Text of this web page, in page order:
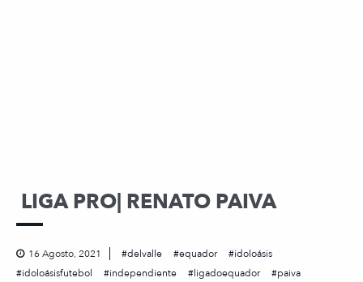
LIGA PRO| RENATO PAIVA
16 Agosto, 2021 delvalle equador
idoloásis
idoloásisfutebol
independiente ligadoequador
paiva